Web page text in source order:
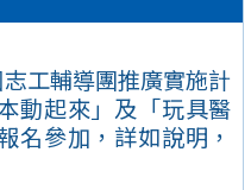
工輔導團推廣實施計
動起來」及「玩具醫
名參加，詳如說明，